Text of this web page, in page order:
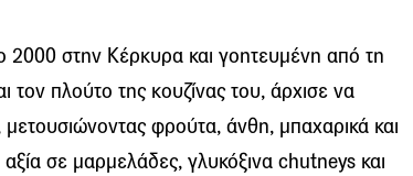
2000 στην Κέρκυρα και γοητευμένη από τη
τον πλούτο της κουζίνας του, άρχισε να
μετουσιώνοντας φρούτα, άνθη, μπαχαρικά και
αξία σε μαρμελάδες, γλυκόξινα chutneys και